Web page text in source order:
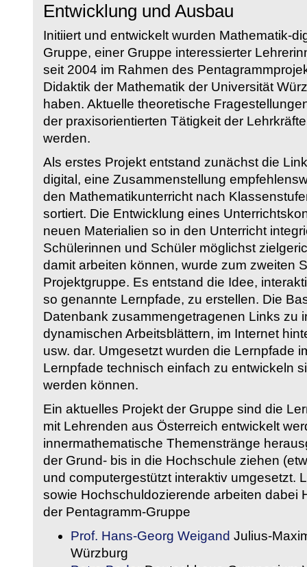
Entwicklung und Ausbau
Initiiert und entwickelt wurden Mathematik-
Gruppe, einer Gruppe interessierter
seit 2004 im Rahmen des
Didaktik der Mathematik der Universität
haben. Aktuelle theoretische
der praxisorientierten Tätigkeit der
werden.
Als erstes Projekt entstand zunächst die
digital, eine Zusammenstellung
den Mathematikunterricht nach
sortiert. Die Entwicklung eines
neuen Materialien so in den Unterricht
Schülerinnen und Schüler möglichst
damit arbeiten können, wurde zum zweiten
Projektgruppe. Es entstand die Idee,
so genannte Lernpfade, zu erstellen. Die
Datenbank zusammengetragenen Links zu
dynamischen Arbeitsblättern, im Internet
usw. dar. Umgesetzt wurden die Lernpfade
Lernpfade technisch einfach zu entwickeln
werden können.
Ein aktuelles Projekt der Gruppe sind die
mit Lehrenden aus Österreich entwickelt
innermathematische Themenstränge
der Grund- bis in die Hochschule ziehen
und computergestützt interaktiv umgesetzt.
sowie Hochschuldozierende arbeiten dabei
der Pentagramm-Gruppe
Prof. Hans-Georg Weigand Julius-
Würzburg